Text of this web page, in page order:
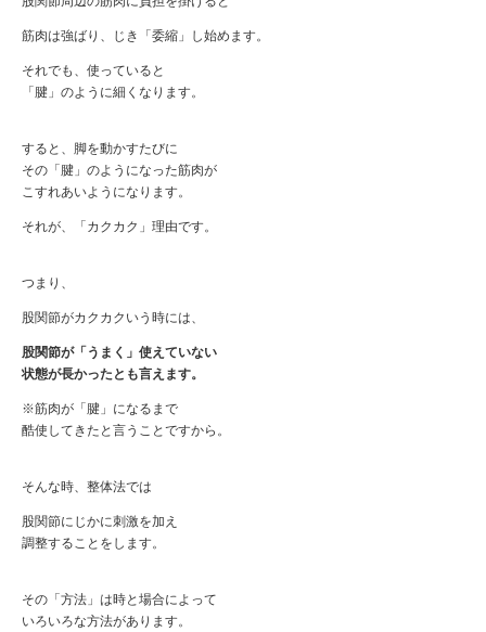
筋肉は強ばり、じき「委縮」し始めます。
それでも、使っていると
「腱」のように細くなります。
すると、脚を動かすたびに
その「腱」のようになった筋肉が
こすれあいようになります。
それが、「カクカク」理由です。
つまり、
股関節がカクカクいう時には、
股関節が「うまく」使えていない
状態が長かったとも言えます。
※筋肉が「腱」になるまで
酷使してきたと言うことですから。
そんな時、整体法では
股関節にじかに刺激を加え
調整することをします。
その「方法」は時と場合によって
いろいろな方法があります。